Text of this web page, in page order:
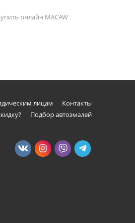
онлайн MACAW
лицам
Контакты
Подбор автоэмалей